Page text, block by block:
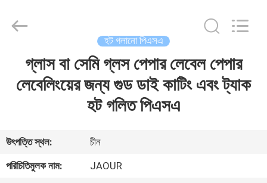
আমাদের
সম্পর্কে
Adhesive
Products
Reserved.
হট গলানো পিএসএ
গ্লাস বা সেমি গ্লস পেপার লেবেল পেপার
লেবেলিংয়ের জন্য গুড ডাই কাটিং এবং ট্যাক
হট গলিত পিএসএ
উৎপত্তি স্থল:
চীন
পরিচিতিমুলক নাম:
JAOUR